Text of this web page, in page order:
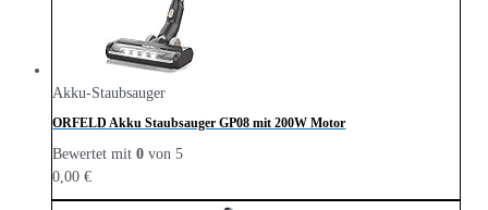
Akku-Staubsauger
ORFELD Akku Staubsauger GP08 mit 200W Motor
Bewertet mit0 von 5
0,00€